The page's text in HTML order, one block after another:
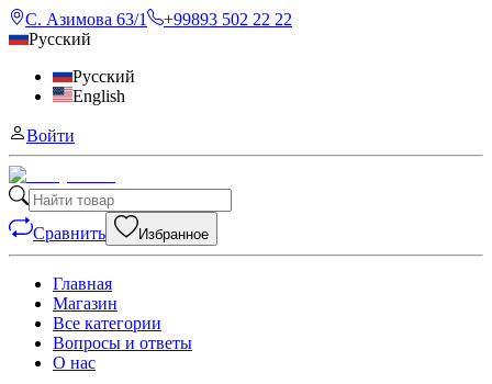
С. Азимова 63/1
+99893 502 22 22
Русский
Русский
English
Войти
Сравнить Избранное
Главная
Магазин
Все категории
Вопросы и ответы
О нас